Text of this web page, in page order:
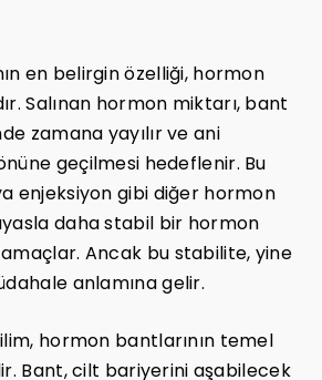
en belirgin özelliği, hormon
Salınan hormon miktarı, bant
zamana yayılır ve ani
geçilmesi hedeflenir. Bu
enjeksiyon gibi diğer hormon
daha stabil bir hormon
Ancak bu stabilite, yine
anlamına gelir.
hormon bantlarının temel
Bant, cilt bariyerini aşabilecek